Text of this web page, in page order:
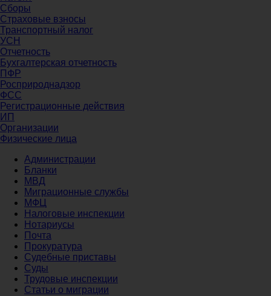
Сборы
Страховые взносы
Транспортный налог
УСН
Отчетность
Бухгалтерская отчетность
ПФР
Росприроднадзор
ФСС
Регистрационные действия
ИП
Организации
Физические лица
Администрации
Бланки
МВД
Миграционные службы
МФЦ
Налоговые инспекции
Нотариусы
Почта
Прокуратура
Судебные приставы
Суды
Трудовые инспекции
Статьи о миграции